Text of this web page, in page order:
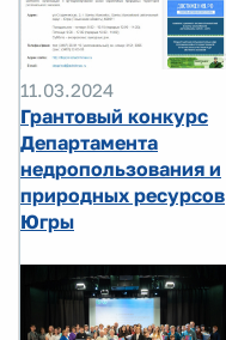
11.03.2024
Грантовый конкурс
Департамента
недропользования и
природных ресурсов
Югры